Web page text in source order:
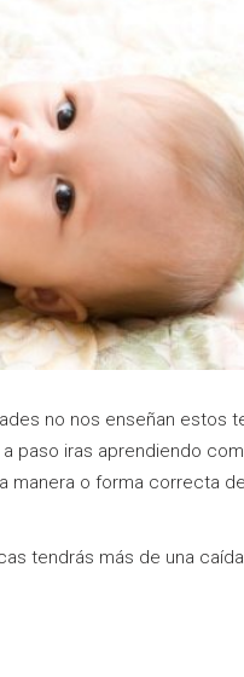
no nos enseñan estos
paso iras aprendiendo
manera o forma correcta
tendrás más de una